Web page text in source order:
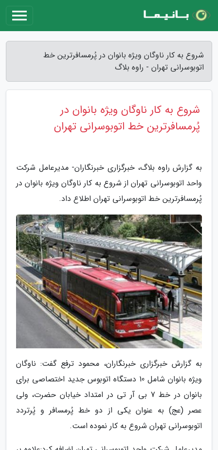
شروع به کار ناوگان ویژه بانوان در پُرمسافرترین خط
اتوبوسرانی تهران - راوه بلاگ
شروع به کار ناوگان ویژه بانوان در
پُرمسافرترین خط اتوبوسرانی تهران
به گزارش راوه بلاگ، خبرگزاری خبرنگاران- مدیرعامل شرکت
واحد اتوبوسرانی تهران از شروع به کار ناوگان ویژه بانوان در
پُرمسافرترین خط اتوبوسرانی تهران اطلاع داد.
به گزارش خبرگزاری خبرنگاران، محمود ترفع گفت: ناوگان
ویژه بانوان شامل 10 دستگاه اتوبوس جدید اختصاصی برای
بانوان در خط 7 بی آر تی در امتداد خیابان حضرت، ولی
عصر (عج) به عنوان یکی از دو خط پُرمسافر و پُرتردد
اتوبوسرانی تهران شروع به کار نموده است.